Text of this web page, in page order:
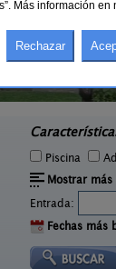
Piscina
Mostrar
Entrada:
Fechas más
Más información en